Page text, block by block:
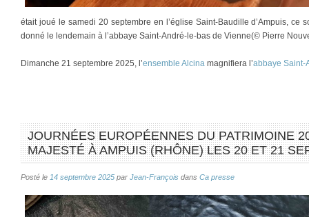
était joué le samedi 20 septembre en l’église Saint-Baudille d’Ampuis, ce
donné le lendemain à l’abbaye Saint-André-le-bas de Vienne(© Pierre
Dimanche 21 septembre 2025, l’ensemble Alcina magnifiera l’abbaye
JOURNÉES EUROPÉENNES DU PATRIMOINE
MAJESTÉ À AMPUIS (RHÔNE) LES 20 ET 21
Posté le 14 septembre 2025 par Jean-François dans Ca presse